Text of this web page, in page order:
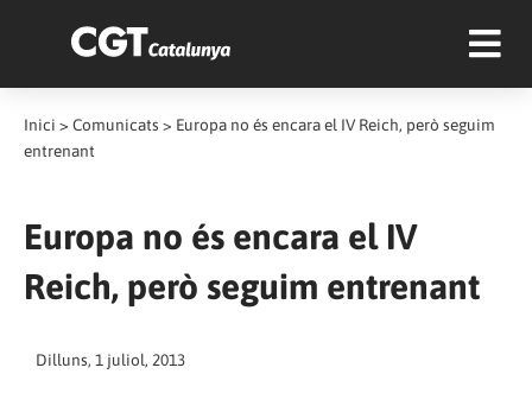
Inici > Comunicats > Europa no és encara el IV Reich, però seguim
entrenant
Europa no és encara el IV
Reich, però seguim entrenant
Dilluns, 1 juliol, 2013